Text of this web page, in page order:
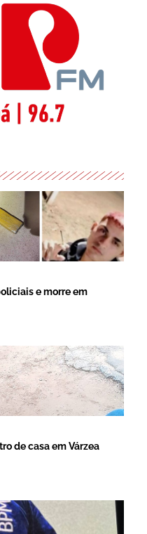
e morre em
de casa em Várzea